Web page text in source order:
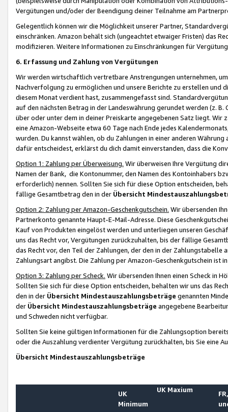
Vergütungen und/oder der Beendigung deiner Teilnahme am
Gelegentlich können wir die Möglichkeit unserer Partner,
einschränken. Amazon behält sich (ungeachtet etwaiger Fristen) das
modifizieren. Weitere Informationen zu Einschränkungen für
6. Erfassung und Zahlung von Vergütungen
Wir werden wirtschaftlich vertretbare Anstrengungen unternehmen,
Nachverfolgung zu ermöglichen und unsere Berichte zu erstellen und
diesem Monat verdient hast, zusammengefasst sind.
auf den nächsten Betrag in der Landeswährung gerundet werden (z.
über oder unter dem in deiner Preiskarte angegebenen Satz liegt.
eine Amazon-Webseite etwa 60 Tage nach Ende jedes
wurden. Du kannst wählen, ob du Zahlungen in einer anderen
dafür entscheidest, erklärst du dich damit einverstanden, dass die
Option 1: Zahlung per Überweisung. Wir überweisen Ihre Vergütung
Namen der Bank, die Kontonummer, den Namen des Kontoinhabers
erforderlich) nennen. Sollten Sie sich für diese Option entscheiden,
fällige Gesamtbetrag den in der Übersicht
Option 2: Zahlung per Amazon-Geschenkgutschein. Wir übersenden
Partnerkonto genannte Haupt-E-Mail-Adresse. Diese
Kauf von Produkten eingelöst werden und unterliegen unseren
uns das Recht vor, Vergütungen zurückzuhalten, bis der fällige
das Recht vor, den Teil der Zahlungen, der den in der
Zahlungsart angibst. Die Zahlung per Amazon-Geschenkgutschein ist
Option 3: Zahlung per Scheck. Wir übersenden Ihnen einen Scheck in
Sollten Sie sich für diese Option entscheiden, behalten wir uns das
den in der Übersicht Mindestauszahlungsbeträge genannten
der Übersicht Mindestauszahlungsbeträge angegebene
und Schweden nicht verfügbar.
Sollten Sie keine gültigen Informationen für die Zahlungsoption
oder die Auszahlung verdienter Vergütung zurückhalten, bis Sie
Übersicht Mindestauszahlungsbeträge
UK
Minimum
UK Maxium